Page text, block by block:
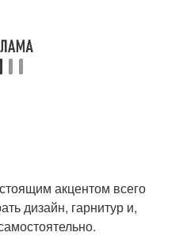
акцентом всего
дизайн, гарнитур и,